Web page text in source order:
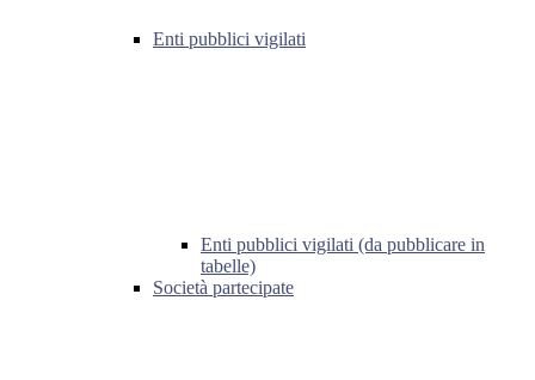
Enti pubblici vigilati
Enti pubblici vigilati (da pubblicare in
tabelle)
Società partecipate